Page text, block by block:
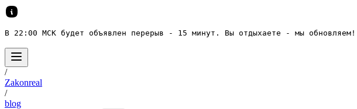
В 22:00 МСК будет объявлен перерыв - 15 минут. Вы отдыхаете - мы обновляем!
/
Zakonreal
/
blog